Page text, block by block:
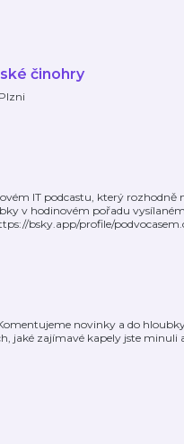
činohry
IT podcastu, který rozhodně
v hodinovém pořadu
bsky.app/profile/
novinky a do
jaké zajímavé kapely jste minuli